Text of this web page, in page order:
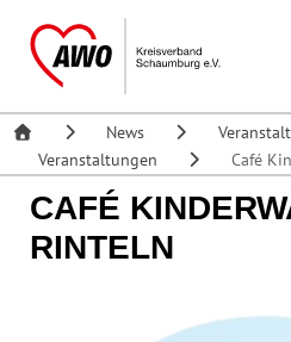
News
Veranstaltungen
Café
CAFÉ
RINTELN